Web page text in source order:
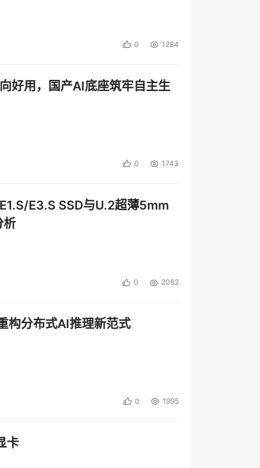
0 1284
好用，国产AI底座筑牢自主生
0 1743
E3.S SSD与U.2超薄5mm
析
0 2082
构分布式AI推理新范式
0 1995
卡